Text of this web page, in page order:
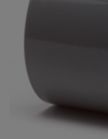
Naam
Samenvatting
Beoordeling